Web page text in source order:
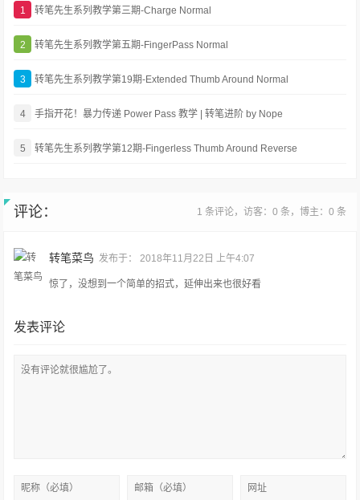
1 转笔先生系列教学第三期-Charge Normal
2 转笔先生系列教学第五期-FingerPass Normal
3 转笔先生系列教学第19期-Extended Thumb Around Normal
4 手指开花！暴力传递 Power Pass 教学 | 转笔进阶 by Nope
5 转笔先生系列教学第12期-Fingerless Thumb Around Reverse
评论： 1 条评论，访客：0 条，博主：0 条
转笔菜鸟 发布于：2018年11月22日 上午4:07
惊了，没想到一个简单的招式，延伸出来也很好看
发表评论